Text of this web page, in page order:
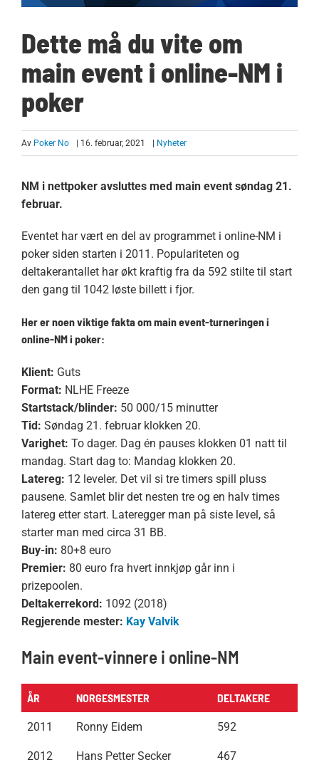
Dette må du vite om
main event i online-NM i
poker
Av Poker No | 16. februar, 2021 Nyheter
NM i nettpoker avsluttes med main event søndag 21.
februar.
Eventet har vært en del av programmet i online-NM i
poker siden starten i 2011. Populariteten og
deltakerantallet har økt kraftig fra da 592 stilte til start
den gang til 1042 løste billett i fjor.
Her er noen viktige fakta om main event-turneringen i
online-NM i poker:
Klient: Guts
Format: NLHE Freeze
Startstack/blinder: 50 000/15 minutter
Tid: Søndag 21. februar klokken 20.
Varighet: To dager. Dag én pauses klokken 01 natt til
mandag. Start dag to: Mandag klokken 20.
Latereg: 12 leveler. Det vil si tre timers spill pluss
pausene. Samlet blir det nesten tre og en halv times
latereg etter start. Lateregger man på siste level, så
starter man med circa 31 BB.
Buy-in: 80+8 euro
Premier: 80 euro fra hvert innkjøp går inn i
prizepoolen.
Deltakerrekord: 1092 (2018)
Regjerende mester: Kay Valvik
Main event-vinnere i online-NM
ÅR NORGESMESTER DELTAKERE
2011 Ronny Eidem 592
2012 Hans Petter Secker 467